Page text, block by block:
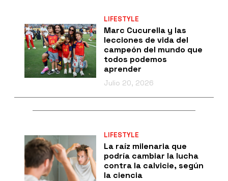
LIFESTYLE
Marc Cucurella y las
lecciones de vida del
campeón del mundo que
todos podemos
aprender
Julio 20, 2026
LIFESTYLE
La raíz milenaria que
podría cambiar la lucha
contra la calvicie, según
la ciencia